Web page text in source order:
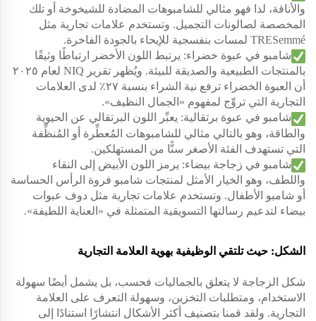
والأناقة، لذا فهو مثالي للشامبوهات المضادة للشيخوخة أو تلك
المخصصة لصالونات التجميل. وتستخدم علامات تجارية مثل
TRESemmé لمسات بنفسجية للإيحاء بالجودة الفاخرة.
شامبو في عبوة خضراء: يرتبط اللون الأخضر ارتباطًا وثيقًا
بالمنتجات الطبيعية والصديقة للبيئة. ويُظهر تقرير NIQ لعام ٢٠٢٥
أن العبوة الخضراء ترفع نية الشراء بنسبة ٢٧٪ لدى العلامات
التجارية التي تروِّج لمفهوم «الجمال النظيف».
شامبو في عبوة برتقالية: يعبِّر اللون البرتقالي عن الحيوية
والطاقة، وهو بالتالي مثالي للشامبوهات المُعطِّرة أو المُنظِّفة
التي تستهدف الفئة الأصغر سنًّا من المستهلكين.
شامبو في زجاجة بيضاء: يرمز اللون الأبيض إلى النقاء
واللطف، وهو الخيار الأمثل لمنتجات شامبو فروة الرأس الحساسة
أو شامبو الأطفال. وتستخدم علامات تجارية مثل دوف عبوات
بيضاء لتدعيم رسالتها التسويقية المتمثلة في «العناية اللطيفة».
الشكل: حيث تلتقي الوظيفية بهوية العلامة التجارية
شكل الزجاجة لا يتعلق بالجماليات فحسب، بل يشمل أيضًا سهولة
الاستخدام، ومتطلبات التخزين، وسهولة التعرف على العلامة
التجارية. ولقد قمنا بتصنيف أكثر الأشكال انتشارًا استنادًا إلى